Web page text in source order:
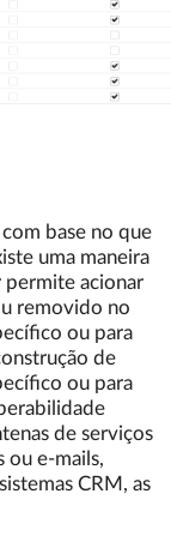
base no que
uma maneira
permite acionar
removido no
ou para
de
ou para
de serviços
ou e-mails,
CRM, as